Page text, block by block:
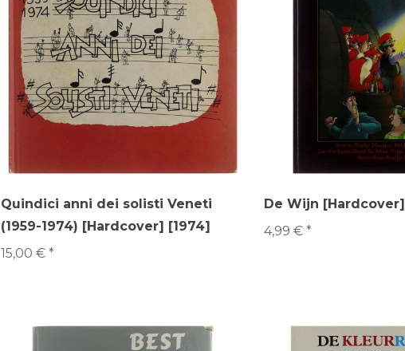
Quindici anni dei solisti Veneti
(1959-1974) [Hardcover] [1974]
15,00 € *
De Wijn [Hardcover]
4,99 € *